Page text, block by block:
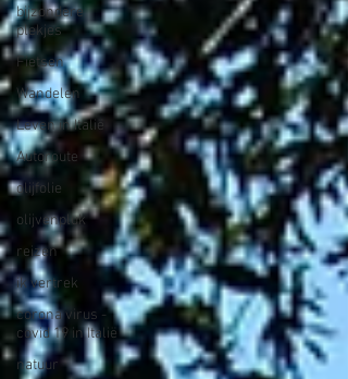
bijzondere
plekjes
Fietsen
Wandelen
Leven in Italië
Autoroute
olijfolie
olijvenpluk
reizen
ik vertrek
corona virus -
covid 19 in Italië
natuur